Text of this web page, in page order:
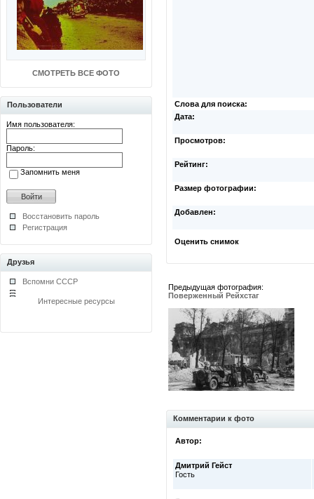
СМОТРЕТЬ ВСЕ ФОТО
Пользователи
Имя пользователя:
Пароль:
Запомнить меня
Восстановить пароль
Регистрация
Друзья
Вспомни СССР
Интересные ресурсы
Слова для поиска:
Дата:
Просмотров:
Рейтинг:
Размер фотографии:
Добавлен:
Оценить снимок
Предыдущая фотография:
Поверженный Рейхстаг
Комментарии к фото
Автор:
Дмитрий Гейст
Гость